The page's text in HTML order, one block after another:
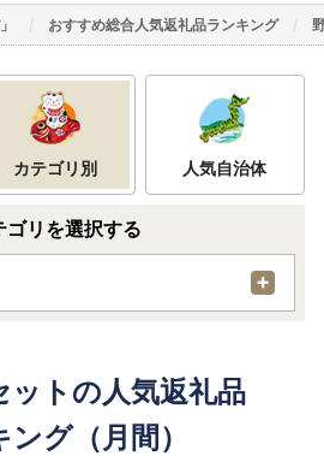
おすすめ総合人気返礼品ランキング
カテゴリ別 人気自治体
ゴリを選択する
ットの人気返礼品
グ（月間）